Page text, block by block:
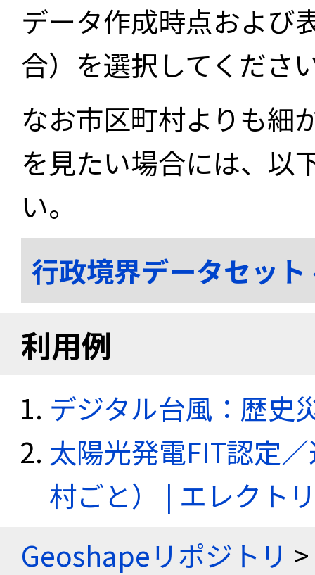
データ作成時点および
合）を選択してくださ
なお市区町村よりも細
を見たい場合には、以
い。
行政境界データセッ
利用例
デジタル台風：歴史
太陽光発電FIT認定
村ごと） | エレクト
Geoshapeリポジトリ >